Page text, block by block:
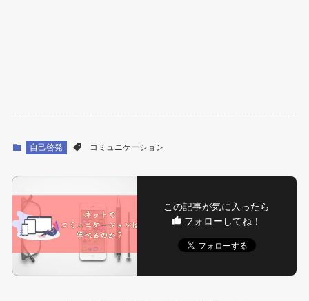
自己啓発 コミュニケーション
この記事が気に入ったら
フォローしてね！